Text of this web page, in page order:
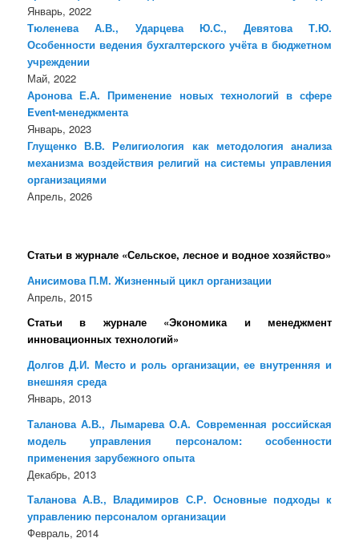
Январь, 2022
Тюленева А.В., Ударцева Ю.С., Девятова Т.Ю.
Особенности ведения бухгалтерского учёта в бюджетном
учреждении
Май, 2022
Аронова Е.А. Применение новых технологий в сфере
Event-менеджмента
Январь, 2023
Глущенко В.В. Религиология как методология анализа
механизма воздействия религий на системы управления
организациями
Апрель, 2026
Статьи в журнале «Сельское, лесное и водное хозяйство»
Анисимова П.М. Жизненный цикл организации
Апрель, 2015
Статьи в журнале «Экономика и менеджмент
инновационных технологий»
Долгов Д.И. Место и роль организации, ее внутренняя и
внешняя среда
Январь, 2013
Таланова А.В., Лымарева О.А. Современная российская
модель управления персоналом: особенности
применения зарубежного опыта
Декабрь, 2013
Таланова А.В., Владимиров С.Р. Основные подходы к
управлению персоналом организации
Февраль, 2014